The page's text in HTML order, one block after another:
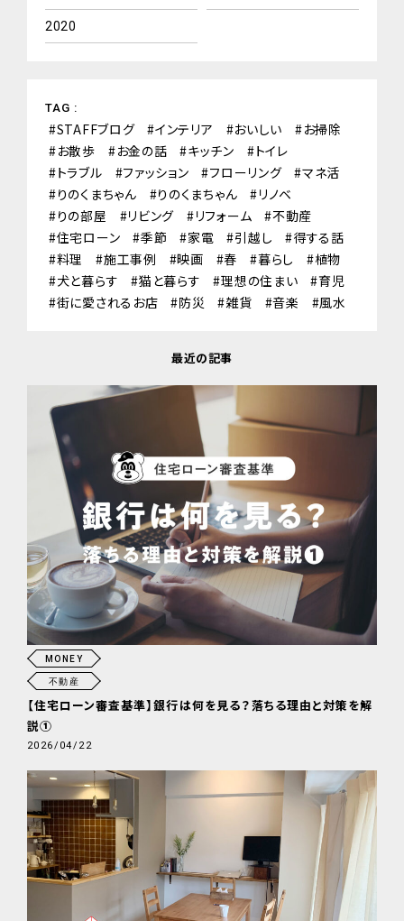
2020
TAG :
STAFFブログ インテリア おいしい
お掃除
お散歩
お金の話 キッチン
トイレ
トラブル
ファッション フローリング
マネ活
りのくまちゃん
りのくまちゃん
リノベ
りの部屋
リビング リフォーム
不動産
住宅ローン
季節 家電 引越し
得する話
料理
施工事例 映画 春 暮らし
植物
犬と暮らす
猫と暮らす 理想の住まい
育児
街に愛されるお店
防災 雑貨 音楽 風水
最近の記事
MONEY
不動産
【住宅ローン審査基準】銀行は何を見る？落ちる理由と対策を解
説①
2026/04/22